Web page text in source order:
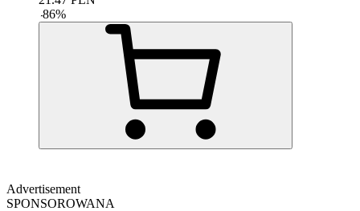
-86%
Advertisement
SPONSOROWANA